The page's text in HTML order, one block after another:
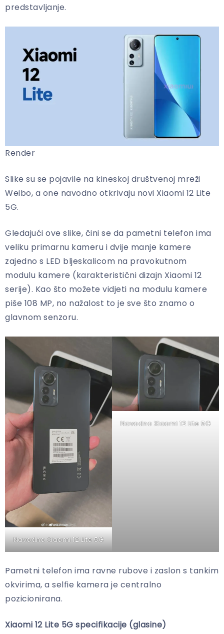
predstavljanje.
Render
Slike su se pojavile na kineskoj društvenoj mreži
Weibo, a one navodno otkrivaju novi Xiaomi 12 Lite
5G.
Gledajući ove slike, čini se da pametni telefon ima
veliku primarnu kameru i dvije manje kamere
zajedno s LED bljeskalicom na pravokutnom
modulu kamere (karakteristični dizajn Xiaomi 12
serije). Kao što možete vidjeti na modulu kamere
piše 108 MP, no nažalost to je sve što znamo o
glavnom senzoru.
Navodno Xiaomi 12 Lite 5G
Navodno Xiaomi 12 Lite 5G
Pametni telefon ima ravne rubove i zaslon s tankim
okvirima, a selfie kamera je centralno
pozicionirana.
Xiaomi 12 Lite 5G specifikacije (glasine)